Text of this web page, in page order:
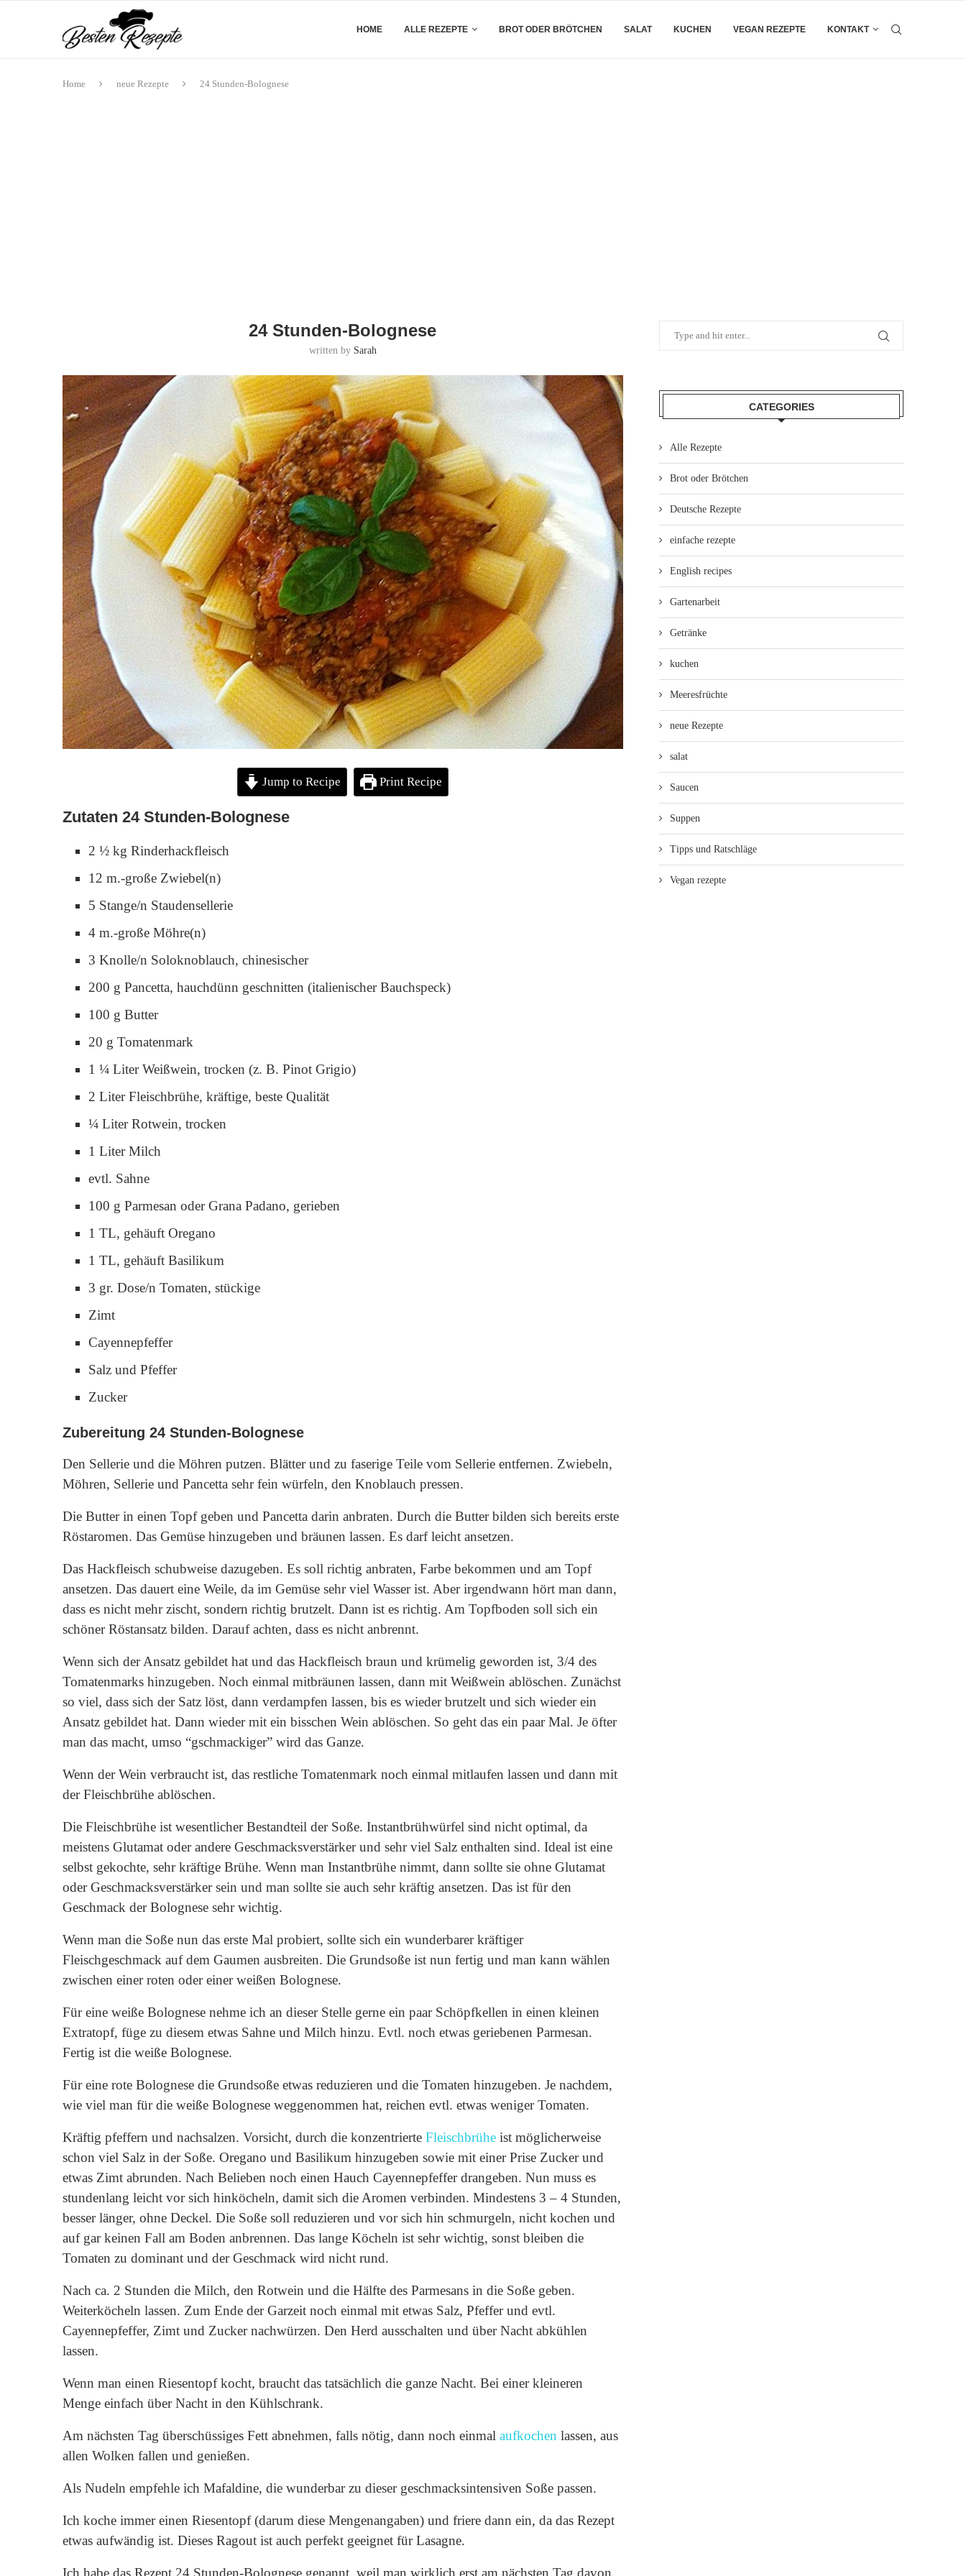
HOME ALLE REZEPTE BROT ODER BRÖTCHEN SALAT KUCHEN VEGAN REZEPTE KONTAKT
Home neue Rezepte 24 Stunden-Bolognese
24 Stunden-Bolognese
written by Sarah
Jump to Recipe Print Recipe
Zutaten 24 Stunden-Bolognese
2 ½ kg Rinderhackfleisch
12 m.-große Zwiebel(n)
5 Stange/n Staudensellerie
4 m.-große Möhre(n)
3 Knolle/n Soloknoblauch, chinesischer
200 g Pancetta, hauchdünn geschnitten (italienischer Bauchspeck)
100 g Butter
20 g Tomatenmark
1 ¼ Liter Weißwein, trocken (z. B. Pinot Grigio)
2 Liter Fleischbrühe, kräftige, beste Qualität
¼ Liter Rotwein, trocken
1 Liter Milch
evtl. Sahne
100 g Parmesan oder Grana Padano, gerieben
1 TL, gehäuft Oregano
1 TL, gehäuft Basilikum
3 gr. Dose/n Tomaten, stückige
Zimt
Cayennepfeffer
Salz und Pfeffer
Zucker
Zubereitung 24 Stunden-Bolognese
Den Sellerie und die Möhren putzen. Blätter und zu faserige Teile vom Sellerie entfernen. Zwiebeln,
Möhren, Sellerie und Pancetta sehr fein würfeln, den Knoblauch pressen.
Die Butter in einen Topf geben und Pancetta darin anbraten. Durch die Butter bilden sich bereits erste
Röstaromen. Das Gemüse hinzugeben und bräunen lassen. Es darf leicht ansetzen.
Das Hackfleisch schubweise dazugeben. Es soll richtig anbraten, Farbe bekommen und am Topf
ansetzen. Das dauert eine Weile, da im Gemüse sehr viel Wasser ist. Aber irgendwann hört man dann,
dass es nicht mehr zischt, sondern richtig brutzelt. Dann ist es richtig. Am Topfboden soll sich ein
schöner Röstansatz bilden. Darauf achten, dass es nicht anbrennt.
Wenn sich der Ansatz gebildet hat und das Hackfleisch braun und krümelig geworden ist, 3/4 des
Tomatenmarks hinzugeben. Noch einmal mitbräunen lassen, dann mit Weißwein ablöschen. Zunächst
so viel, dass sich der Satz löst, dann verdampfen lassen, bis es wieder brutzelt und sich wieder ein
Ansatz gebildet hat. Dann wieder mit ein bisschen Wein ablöschen. So geht das ein paar Mal. Je öfter
man das macht, umso “gschmackiger” wird das Ganze.
Wenn der Wein verbraucht ist, das restliche Tomatenmark noch einmal mitlaufen lassen und dann mit
der Fleischbrühe ablöschen.
Die Fleischbrühe ist wesentlicher Bestandteil der Soße. Instantbrühwürfel sind nicht optimal, da
meistens Glutamat oder andere Geschmacksverstärker und sehr viel Salz enthalten sind. Ideal ist eine
selbst gekochte, sehr kräftige Brühe. Wenn man Instantbrühe nimmt, dann sollte sie ohne Glutamat
oder Geschmacksverstärker sein und man sollte sie auch sehr kräftig ansetzen. Das ist für den
Geschmack der Bolognese sehr wichtig.
Wenn man die Soße nun das erste Mal probiert, sollte sich ein wunderbarer kräftiger
Fleischgeschmack auf dem Gaumen ausbreiten. Die Grundsoße ist nun fertig und man kann wählen
zwischen einer roten oder einer weißen Bolognese.
Für eine weiße Bolognese nehme ich an dieser Stelle gerne ein paar Schöpfkellen in einen kleinen
Extratopf, füge zu diesem etwas Sahne und Milch hinzu. Evtl. noch etwas geriebenen Parmesan.
Fertig ist die weiße Bolognese.
Für eine rote Bolognese die Grundsoße etwas reduzieren und die Tomaten hinzugeben. Je nachdem,
wie viel man für die weiße Bolognese weggenommen hat, reichen evtl. etwas weniger Tomaten.
Kräftig pfeffern und nachsalzen. Vorsicht, durch die konzentrierte Fleischbrühe ist möglicherweise
schon viel Salz in der Soße. Oregano und Basilikum hinzugeben sowie mit einer Prise Zucker und
etwas Zimt abrunden. Nach Belieben noch einen Hauch Cayennepfeffer drangeben. Nun muss es
stundenlang leicht vor sich hinköcheln, damit sich die Aromen verbinden. Mindestens 3 – 4 Stunden,
besser länger, ohne Deckel. Die Soße soll reduzieren und vor sich hin schmurgeln, nicht kochen und
auf gar keinen Fall am Boden anbrennen. Das lange Köcheln ist sehr wichtig, sonst bleiben die
Tomaten zu dominant und der Geschmack wird nicht rund.
Nach ca. 2 Stunden die Milch, den Rotwein und die Hälfte des Parmesans in die Soße geben.
Weiterköcheln lassen. Zum Ende der Garzeit noch einmal mit etwas Salz, Pfeffer und evtl.
Cayennepfeffer, Zimt und Zucker nachwürzen. Den Herd ausschalten und über Nacht abkühlen
lassen.
Wenn man einen Riesentopf kocht, braucht das tatsächlich die ganze Nacht. Bei einer kleineren
Menge einfach über Nacht in den Kühlschrank.
Am nächsten Tag überschüssiges Fett abnehmen, falls nötig, dann noch einmal aufkochen lassen, aus
allen Wolken fallen und genießen.
Als Nudeln empfehle ich Mafaldine, die wunderbar zu dieser geschmacksintensiven Soße passen.
Ich koche immer einen Riesentopf (darum diese Mengenangaben) und friere dann ein, da das Rezept
etwas aufwändig ist. Dieses Ragout ist auch perfekt geeignet für Lasagne.
Ich habe das Rezept 24 Stunden-Bolognese genannt, weil man wirklich erst am nächsten Tag davon
CATEGORIES
Alle Rezepte
Brot oder Brötchen
Deutsche Rezepte
einfache rezepte
English recipes
Gartenarbeit
Getränke
kuchen
Meeresfrüchte
neue Rezepte
salat
Saucen
Suppen
Tipps und Ratschläge
Vegan rezepte